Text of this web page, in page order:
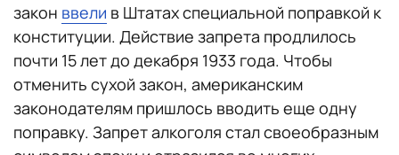
закон ввели в Штатах специальной поправкой к
конституции. Действие запрета продлилось
почти 15 лет до декабря 1933 года. Чтобы
отменить сухой закон, американским
законодателям пришлось вводить еще одну
поправку. Запрет алкоголя стал своеобразным